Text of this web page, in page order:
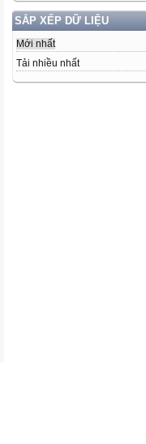
SẮP XẾP DỮ LIỆU
Mới nhất
Tải nhiều nhất